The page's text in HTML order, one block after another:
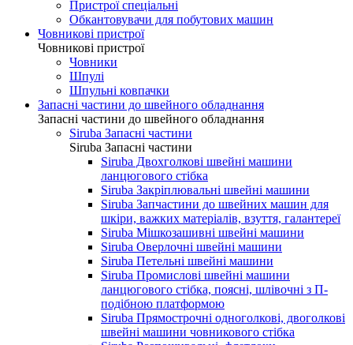
Пристрої спеціальні
Обкантовувачи для побутових машин
Човникові пристрої
Човникові пристрої
Човники
Шпулі
Шпульні ковпачки
Запасні частини до швейного обладнання
Запасні частини до швейного обладнання
Siruba Запасні частини
Siruba Запасні частини
Siruba Двохголкові швейні машини
ланцюгового стібка
Siruba Закріплювальні швейні машини
Siruba Запчастини до швейних машин для
шкіри, важких матеріалів, взуття, галантереї
Siruba Мішкозашивні швейні машини
Siruba Оверлочні швейні машини
Siruba Петельні швейні машини
Siruba Промислові швейні машини
ланцюгового стібка, поясні, шлівочні з П-
подібною платформою
Siruba Прямострочні одноголкові, двоголкові
швейні машини човникового стібка